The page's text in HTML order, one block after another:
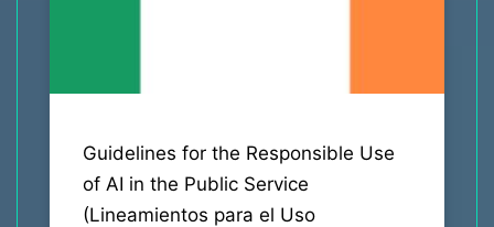
Guidelines for the Responsible Use
of AI in the Public Service
(Lineamientos para el Uso